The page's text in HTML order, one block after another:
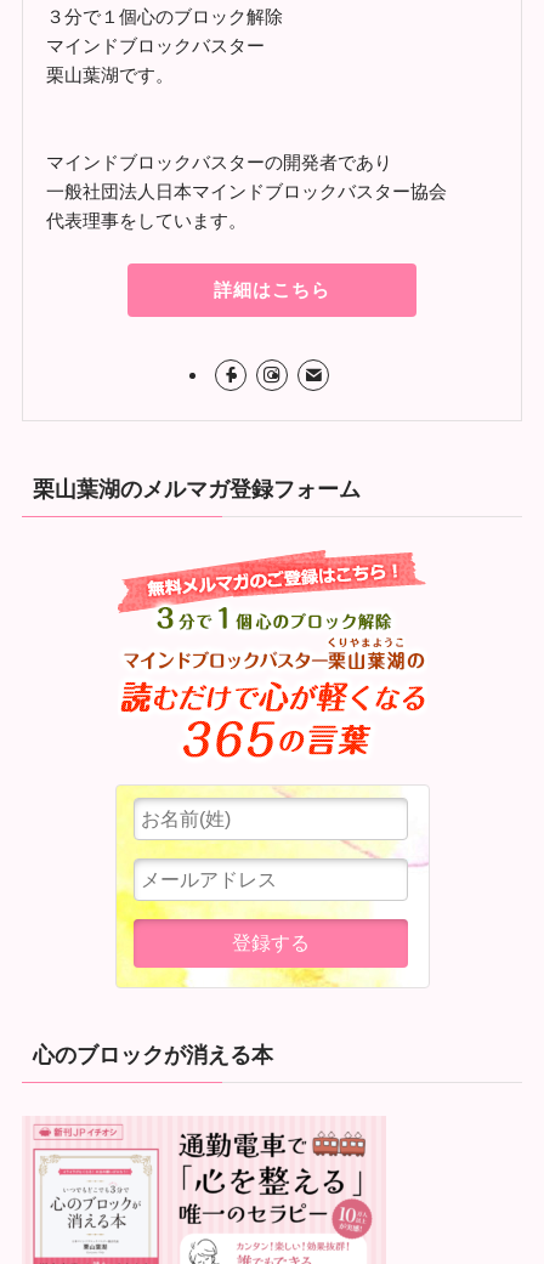
３分で１個心のブロック解除
マインドブロックバスター
栗山葉湖です。
マインドブロックバスターの開発者であり
一般社団法人日本マインドブロックバスター協会
代表理事をしています。
詳細はこちら
栗山葉湖のメルマガ登録フォーム
心のブロックが消える本